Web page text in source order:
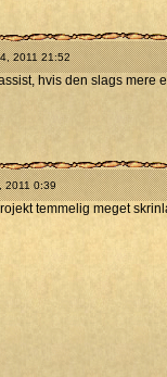
2011 21:52
hvis den slags mere
2011 0:39
temmelig meget